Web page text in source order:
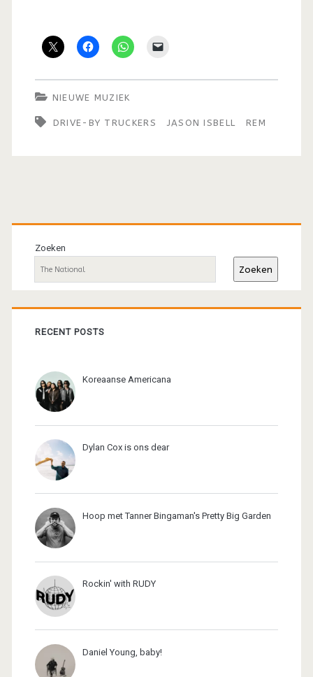
NIEUWE MUZIEK
DRIVE-BY TRUCKERS JASON ISBELL REM
Primaire
sidebar
Zoeken
Zoeken
RECENT POSTS
Koreaanse Americana
Dylan Cox is ons dear
Hoop met Tanner Bingaman's Pretty Big Garden
Rockin' with RUDY
Daniel Young, baby!